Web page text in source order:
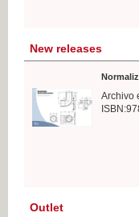
New releases
Archivo
Outlet